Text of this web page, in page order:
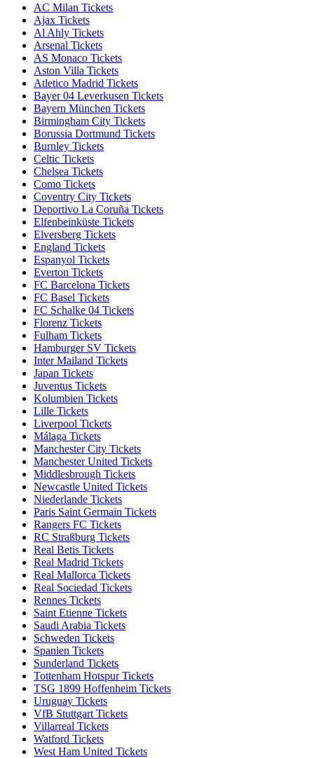
AC Milan Tickets
Ajax Tickets
Al Ahly Tickets
Arsenal Tickets
AS Monaco Tickets
Aston Villa Tickets
Atletico Madrid Tickets
Bayer 04 Leverkusen Tickets
Bayern München Tickets
Birmingham City Tickets
Borussia Dortmund Tickets
Burnley Tickets
Celtic Tickets
Chelsea Tickets
Como Tickets
Coventry City Tickets
Deportivo La Coruña Tickets
Elfenbeinküste Tickets
Elversberg Tickets
England Tickets
Espanyol Tickets
Everton Tickets
FC Barcelona Tickets
FC Basel Tickets
FC Schalke 04 Tickets
Florenz Tickets
Fulham Tickets
Hamburger SV Tickets
Inter Mailand Tickets
Japan Tickets
Juventus Tickets
Kolumbien Tickets
Lille Tickets
Liverpool Tickets
Málaga Tickets
Manchester City Tickets
Manchester United Tickets
Middlesbrough Tickets
Newcastle United Tickets
Niederlande Tickets
Paris Saint Germain Tickets
Rangers FC Tickets
RC Straßburg Tickets
Real Betis Tickets
Real Madrid Tickets
Real Mallorca Tickets
Real Sociedad Tickets
Rennes Tickets
Saint Etienne Tickets
Saudi Arabia Tickets
Schweden Tickets
Spanien Tickets
Sunderland Tickets
Tottenham Hotspur Tickets
TSG 1899 Hoffenheim Tickets
Uruguay Tickets
VfB Stuttgart Tickets
Villarreal Tickets
Watford Tickets
West Ham United Tickets